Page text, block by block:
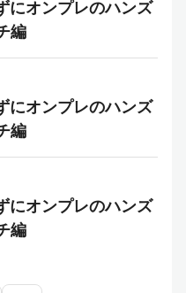
にオンプレのハンズ
編
にオンプレのハンズ
編
にオンプレのハンズ
編